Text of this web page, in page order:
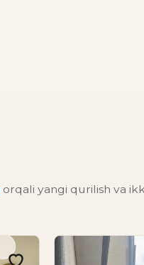
orqali yangi qurilish va